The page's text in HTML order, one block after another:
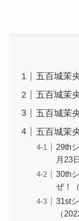
五百城茉
五百城茉
五百城茉
五百城茉
29th
月23
30th
ぜ！
31st
（